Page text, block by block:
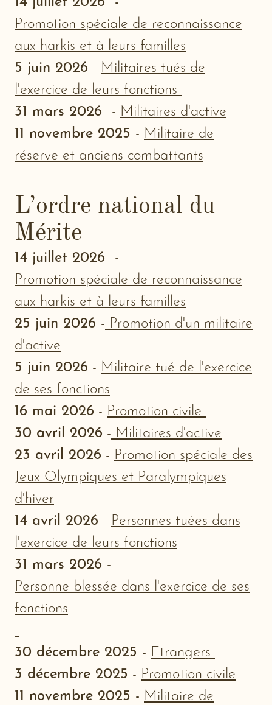
Promotion spéciale de reconnaissance
aux harkis et à leurs familles
5 juin 2026 - Militaires tués de
l'exercice de leurs fonctions
31 mars 2026
- Militaires d'active
11 novembre 2025 - Militaire de
réserve et anciens combattants
L’ordre national du
Mérite
14 juillet 2026
-
Promotion spéciale de reconnaissance
aux harkis et à leurs familles
25 juin 2026 - Promotion d'un militaire
d'active
5 juin 2026 - Militaire tué de l'exercice
de ses fonctions
16 mai 2026 - Promotion civile
30 avril 2026 - Militaires d'active
23 avril 2026 - Promotion spéciale des
Jeux Olympiques et Paralympiques
d'hiver
14 avril 2026 - Personnes tuées dans
l'exercice de leurs fonctions
31 mars 2026 -
Personne blessée dans l'exercice de ses
fonctions
30 décembre 2025 - Etrangers
3 décembre 2025 - Promotion civile
11 novembre 2025 - Militaire de